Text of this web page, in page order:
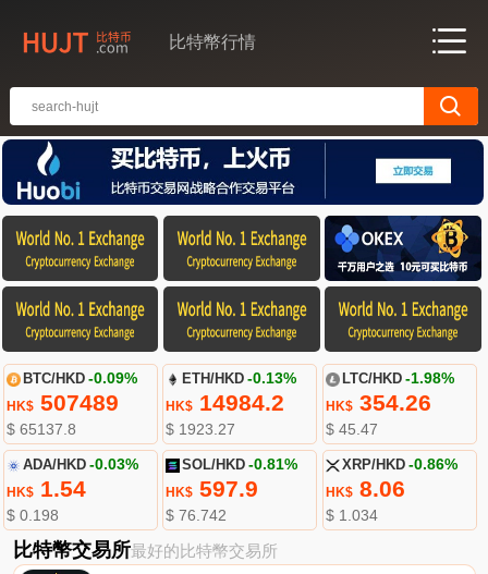
比特幣行情
BTC/HKD -0.09%
HK$507489
$ 65137.8
ETH/HKD -0.13%
HK$ 14984.2
$ 1923.27
LTC/HKD -1.98%
HK$354.26
$ 45.47
ADA/HKD -0.03%
HK$1.54
$ 0.198
SOL/HKD -0.81%
HK$ 597.9
$ 76.742
XRP/HKD -0.86%
HK$8.06
$ 1.034
比特幣交易所最好的比特幣交易所